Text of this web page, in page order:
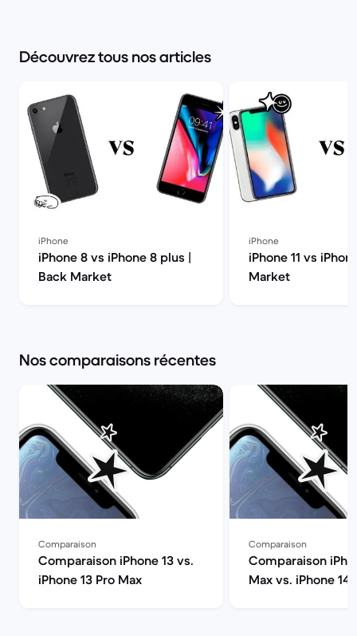
Découvrez tous nos articles
iPhone
iPhone 8 vs iPhone 8 plus |
Back Market
iPhone
iPhone 11 vs
Market
Nos comparaisons récentes
Comparaison
Comparaison iPhone 13 vs.
iPhone 13 Pro Max
Comparaison
Comparaison
Max vs. iPhone 14